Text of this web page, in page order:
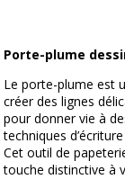
Porte-plume
Le porte-plume est
créer des lignes
pour donner vie à
techniques
Cet outil de
touche distinctive à